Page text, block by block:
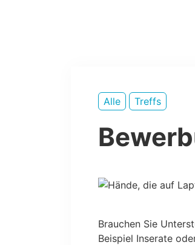
Alle Treffs
Brauchen Sie
Beispiel Inserate